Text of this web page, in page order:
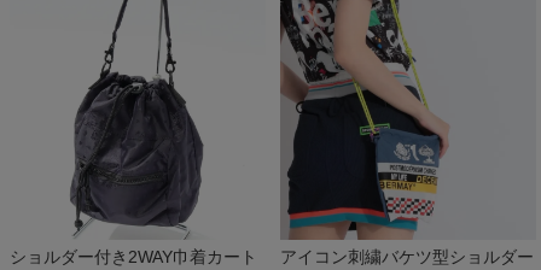
ショルダー付き2WAY巾着カート
アイコン刺繍バケツ型ショルダー